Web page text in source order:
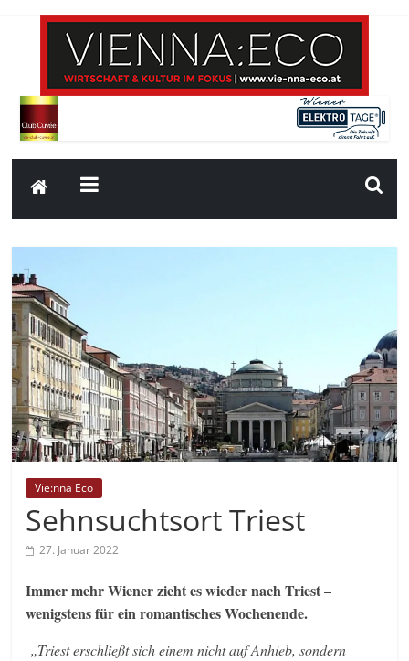
Vie:nna Eco
Sehnsuchtsort Triest
27. Januar 2022
Immer mehr Wiener zieht es wieder nach Triest –
wenigstens für ein romantisches Wochenende.
„Triest erschließt sich einem nicht auf Anhieb, sondern